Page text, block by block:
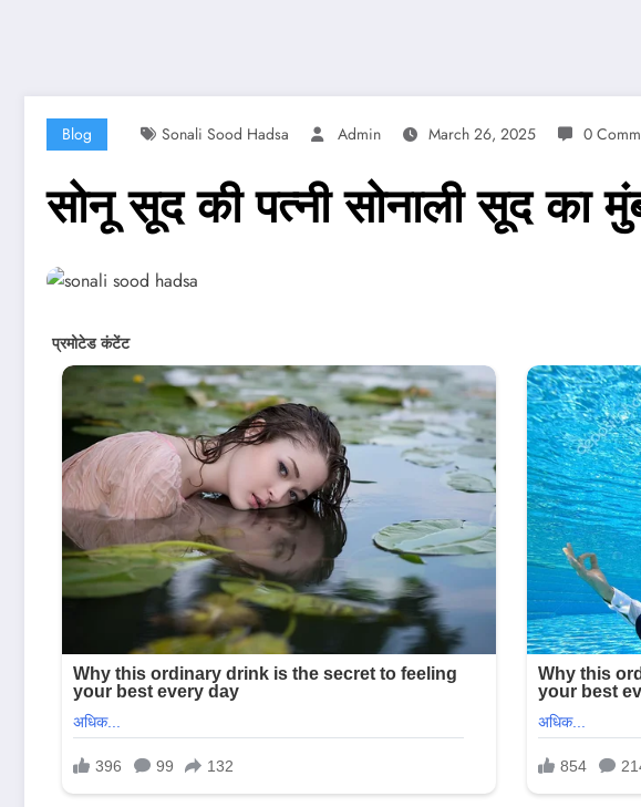
Blog Sonali Sood Hadsa Admin March 26, 2025 0
सोनू सूद की पत्नी सोनाली सूद का